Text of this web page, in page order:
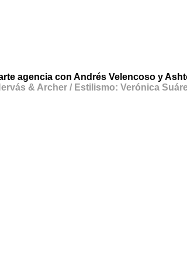
agencia con Andrés Velencoso y
& Archer / Estilismo: Verónica